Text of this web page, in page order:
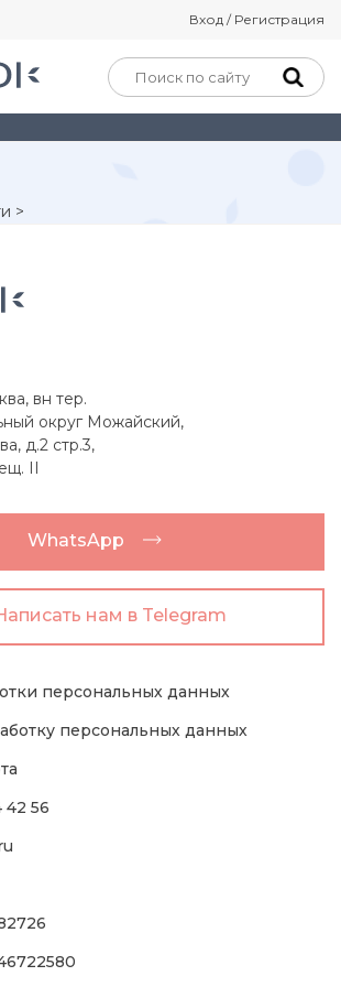
Вход / Регистрация
>
вн тер.
округ Можайский,
д.2 стр.3,
II
WhatsApp
нам в Telegram
персональных данных
персональных данных
42 56